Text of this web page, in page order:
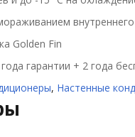
Golden Fin
гарантии + 2 года
, Настенные